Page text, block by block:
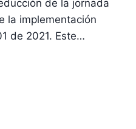
de la jornada
la implementación
de 2021. Este…